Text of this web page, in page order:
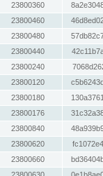
23800360
23800460
23800480
23800440
23800240
23800120
23800180
23800176
23800840
23800620
23800660